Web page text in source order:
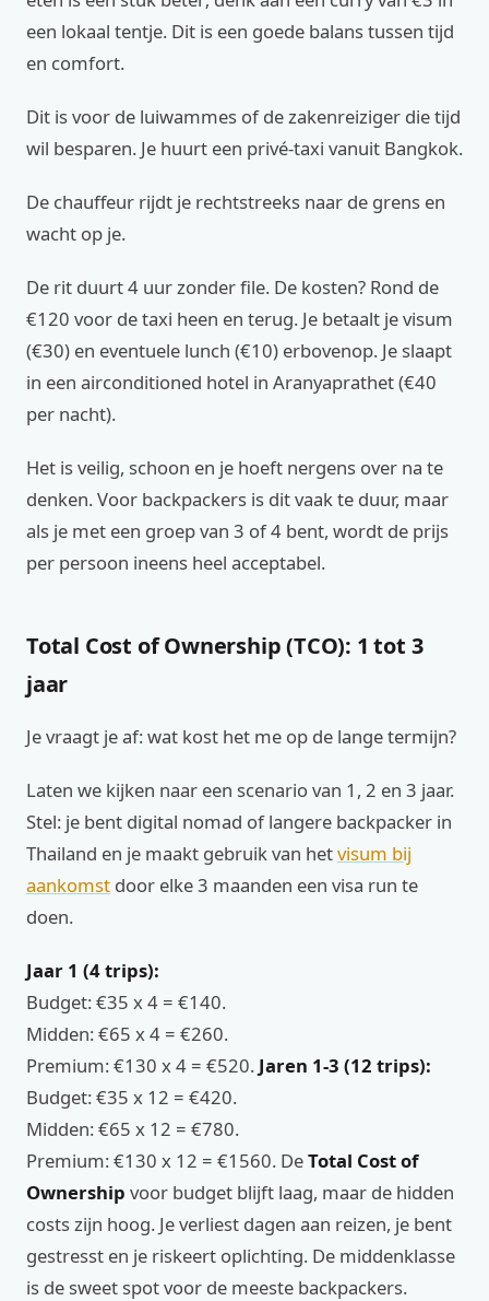
een lokaal tentje. Dit is een goede balans tussen tijd
en comfort.
Dit is voor de luiwammes of de zakenreiziger die tijd
wil besparen. Je huurt een privé-taxi vanuit Bangkok.
De chauffeur rijdt je rechtstreeks naar de grens en
wacht op je.
De rit duurt 4 uur zonder file. De kosten? Rond de
€120 voor de taxi heen en terug. Je betaalt je visum
(€30) en eventuele lunch (€10) erbovenop. Je slaapt
in een airconditioned hotel in Aranyaprathet (€40
per nacht).
Het is veilig, schoon en je hoeft nergens over na te
denken. Voor backpackers is dit vaak te duur, maar
als je met een groep van 3 of 4 bent, wordt de prijs
per persoon ineens heel acceptabel.
Total Cost of Ownership (TCO): 1 tot 3
jaar
Je vraagt je af: wat kost het me op de lange termijn?
Laten we kijken naar een scenario van 1, 2 en 3 jaar.
Stel: je bent digital nomad of langere backpacker in
Thailand en je maakt gebruik van hetvisum bij
aankomst door elke 3 maanden een visa run te
doen.
Jaar 1 (4 trips):
Budget: €35 x 4 = €140.
Midden: €65 x 4 = €260.
Premium: €130 x 4 = €520. Jaren 1-3 (12 trips):
Budget: €35 x 12 = €420.
Midden: €65 x 12 = €780.
Premium: €130 x 12 = €1560. DeTotal Cost of
Ownership voor budget blijft laag, maar de hidden
costs zijn hoog. Je verliest dagen aan reizen, je bent
gestresst en je riskeert oplichting. De middenklasse
is de sweet spot voor de meeste backpackers.